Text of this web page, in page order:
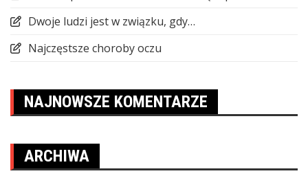
Dwoje ludzi jest w związku, gdy…
Najczęstsze choroby oczu
NAJNOWSZE KOMENTARZE
ARCHIWA